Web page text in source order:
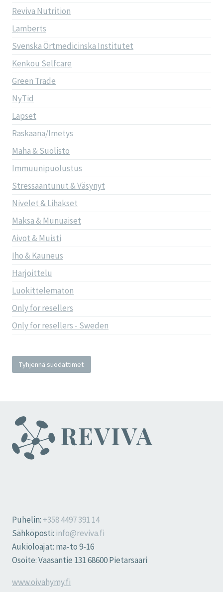
Reviva Nutrition
Lamberts
Svenska Örtmedicinska Institutet
Kenkou Selfcare
Green Trade
NyTid
Lapset
Raskaana/Imetys
Maha & Suolisto
Immuunipuolustus
Stressaantunut & Väsynyt
Nivelet & Lihakset
Maksa & Munuaiset
Aivot & Muisti
Iho & Kauneus
Harjoittelu
Luokittelematon
Only for resellers
Only for resellers - Sweden
Tyhjennä suodattimet
Puhelin: +358 4497 391 14
Sähköposti: info@reviva.fi
Aukioloajat: ma-to 9-16
Osoite: Vaasantie 131 68600 Pietarsaari
www.oivahymy.fi